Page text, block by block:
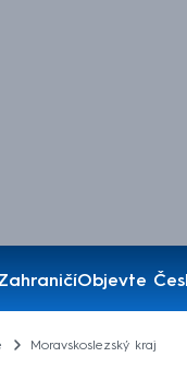
Objevte
Moravskoslezský kraj